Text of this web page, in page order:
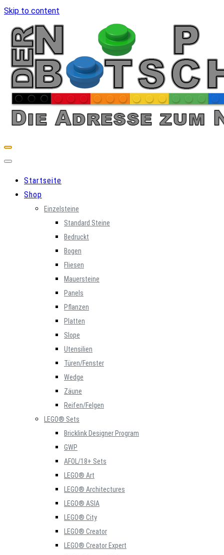
Skip to content
Startseite
Shop
Einzelsteine
Standard Steine
Bedruckt
Bogen
Fliesen
Mauersteine
Panels
Pflanzen
Platten
Slope
Utensilien
Türen/Fenster
Wedge
Zäune
Reifen/Felgen
LEGO® Sets
Bricklink Designer Program
GWP
AFOL/18+ Sets
LEGO® Art
LEGO® Architectures
LEGO® ASIA
LEGO® City
LEGO® Creator
LEGO® Creator Expert